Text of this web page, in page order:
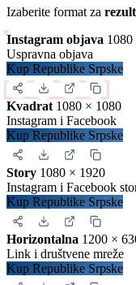
Izaberite format za
Instagram objava
Uspravna objava
Kup Republike Srpske
Kvadrat 1080 × 1080
Instagram i Facebook
Kup Republike Srpske
Story 1080 × 1920
Instagram i Facebook
Kup Republike Srpske
Horizontalna 1200 ×
Link i društvene mreže
Kup Republike Srpske